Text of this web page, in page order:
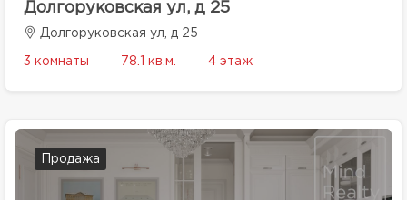
Долгоруковская ул, д 25
Долгоруковская ул, д 25
3 комнаты 78.1 кв.м. 4 этаж
Продажа